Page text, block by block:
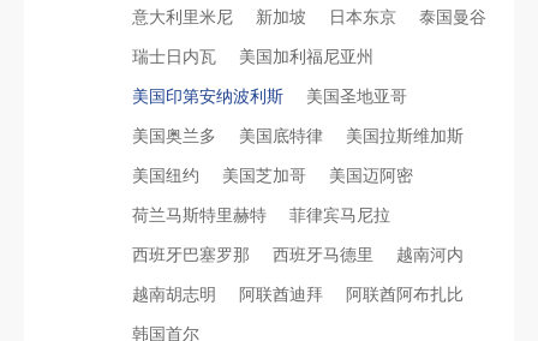
意大利里米尼 新加坡 日本东京 泰国曼谷
瑞士日内瓦 美国加利福尼亚州
美国印第安纳波利斯 美国圣地亚哥
美国奥兰多 美国底特律 美国拉斯维加斯
美国纽约 美国芝加哥 美国迈阿密
荷兰马斯特里赫特 菲律宾马尼拉
西班牙巴塞罗那 西班牙马德里 越南河内
越南胡志明 阿联酋迪拜 阿联酋阿布扎比
韩国首尔